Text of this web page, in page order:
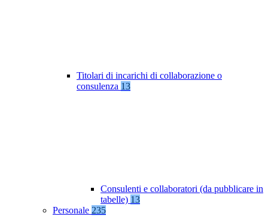
Titolari di incarichi di collaborazione o
consulenza 13
Consulenti e collaboratori (da pubblicare in
tabelle) 13
Personale 235